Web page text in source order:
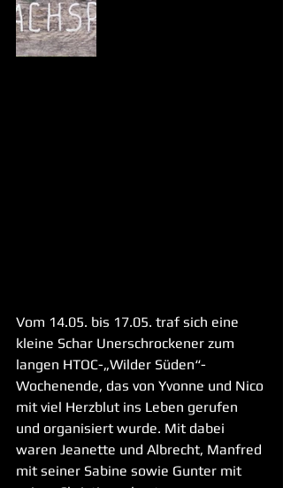
Vom 14.05. bis 17.05. traf sich eine
kleine Schar Unerschrockener zum
langen HTOC-„Wilder Süden“-
Wochenende, das von Yvonne und Nico
mit viel Herzblut ins Leben gerufen
und organisiert wurde. Mit dabei
waren Jeanette und Albrecht, Manfred
mit seiner Sabine sowie Gunter mit